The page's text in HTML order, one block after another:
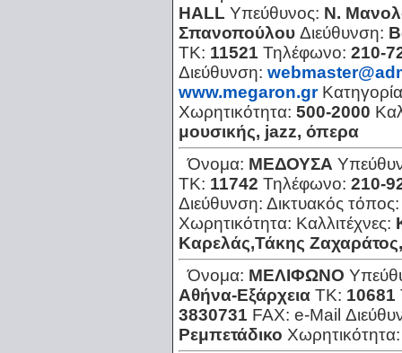
ΗΑLL Υπεύθυνος: Ν.
Σπανοπούλου Διεύθυνση:
ΤΚ: 11521 Τηλέφωνο: 210-
Διεύθυνση:
www.megaron.gr
Χωρητικότητα: 500-2000
μουσικής, jazz, όπερα
Όνομα: ΜΕΔΟΥΣΑ
ΤΚ: 11742 Τηλέφωνο: 210-
Διεύθυνση: Δικτυακός
Χωρητικότητα: Καλλιτέχνες:
Καρελάς,Τάκης
Όνομα: ΜΕΛΙΦΩΝΟ
Αθήνα-Εξάρχεια ΤΚ: 10681
3830731 FAX: e-Mail
Ρεμπετάδικο